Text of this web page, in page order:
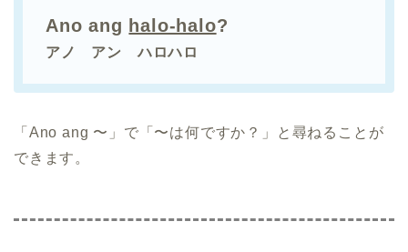
Ano ang halo-halo?
アノ アン ハロハロ
「Ano ang 〜」で「〜は何ですか？」と尋ねることが
できます。